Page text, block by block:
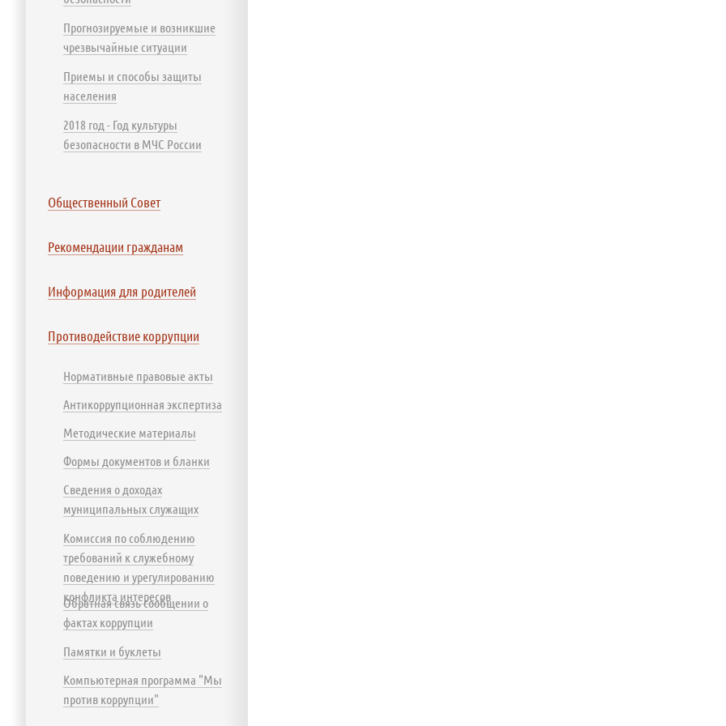
Прогнозируемые и возникшие
чрезвычайные ситуации
Приемы и способы защиты
населения
2018 год - Год культуры
безопасности в МЧС России
Общественный Совет
Рекомендации гражданам
Информация для родителей
Противодействие коррупции
Нормативные правовые акты
Антикоррупционная экспертиза
Методические материалы
Формы документов и бланки
Сведения о доходах
муниципальных служащих
Комиссия по соблюдению
требований к служебному
поведению и урегулированию
конфликта интересов
Обратная связь сообщении о
фактах коррупции
Памятки и буклеты
Компьютерная программа "Мы
против коррупции"